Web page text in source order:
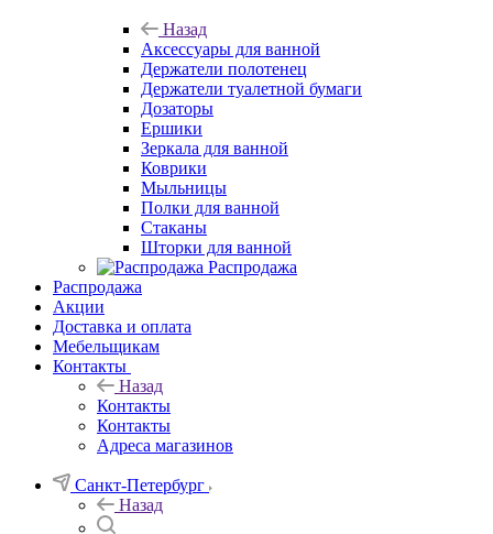
Назад
Аксессуары для ванной
Держатели полотенец
Держатели туалетной бумаги
Дозаторы
Ершики
Зеркала для ванной
Коврики
Мыльницы
Полки для ванной
Стаканы
Шторки для ванной
Распродажа
Распродажа
Акции
Доставка и оплата
Мебельщикам
Контакты
Назад
Контакты
Контакты
Адреса магазинов
Санкт-Петербург
Назад